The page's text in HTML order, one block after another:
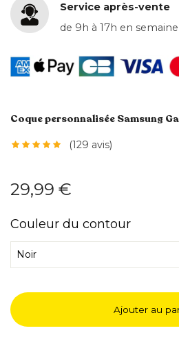
Service après-vente
de 9h à 17h en semaine
Coque personnalisée Samsung
(129 avis)
29,99 €
Couleur du contour
Ajouter au